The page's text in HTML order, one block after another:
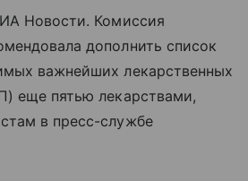
Новости. Комиссия
дополнить список
важнейших лекарственных
еще пятью лекарствами,
в пресс-службе